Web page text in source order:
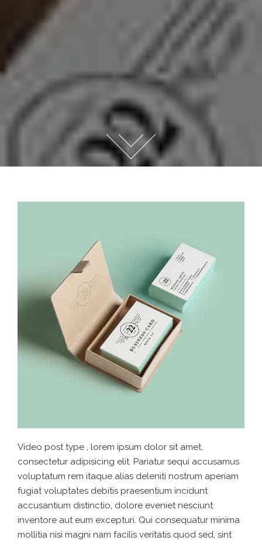
Video post type , lorem ipsum dolor sit amet,
consectetur adipisicing elit. Pariatur sequi accusamus
voluptatum rem itaque alias deleniti nostrum aperiam
fugiat voluptates debitis praesentium incidunt
accusantium distinctio, dolore eveniet nesciunt
inventore aut eum excepturi. Qui consequatur minima
mollitia nisi magni nam facilis veritatis quod sed, sint